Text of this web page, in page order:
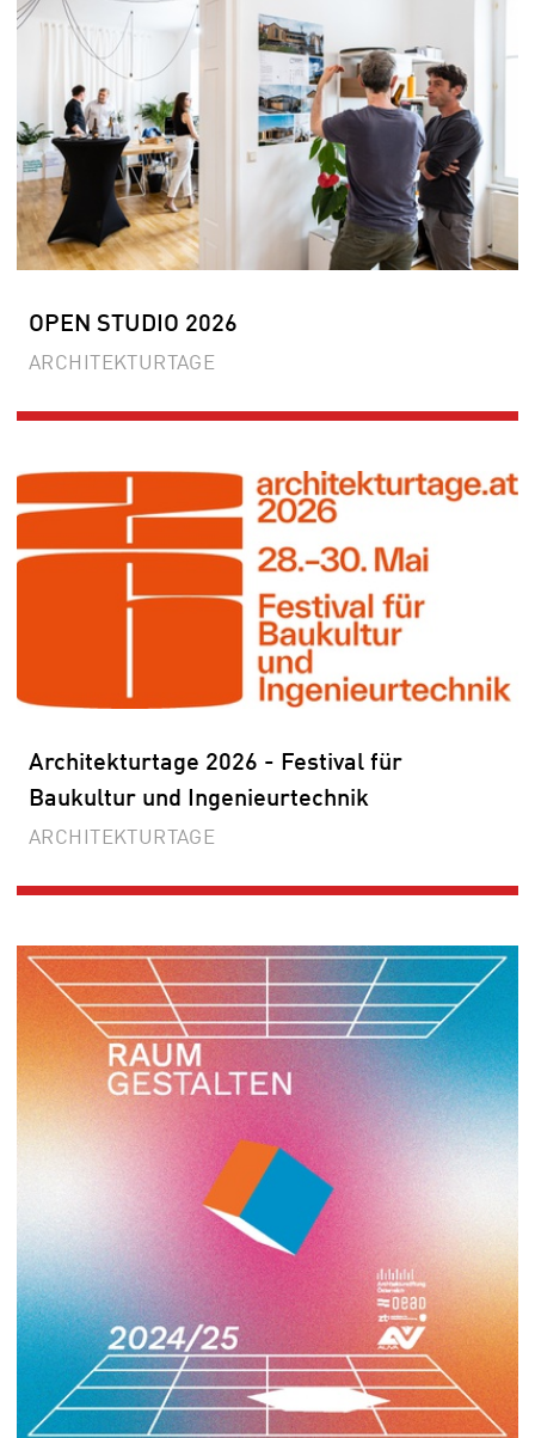
OPEN STUDIO 2026
ARCHITEKTURTAGE
Architekturtage 2026 - Festival für
Baukultur und Ingenieurtechnik
ARCHITEKTURTAGE